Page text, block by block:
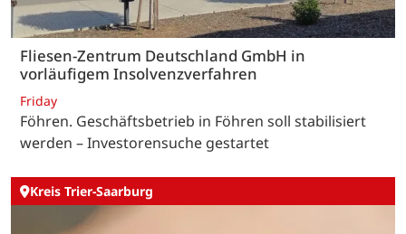
Fliesen-Zentrum Deutschland GmbH in
vorläufigem Insolvenzverfahren
Friday
Föhren. Geschäftsbetrieb in Föhren soll stabilisiert
werden – Investorensuche gestartet
Kreis Trier-Saarburg